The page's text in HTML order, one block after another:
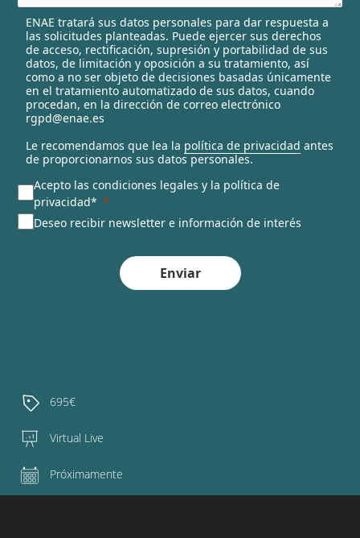
l
e
c
t
e
d
ENAE tratará sus datos personales para dar respuesta a
las solicitudes planteadas. Puede ejercer sus derechos
de acceso, rectificación, supresión y portabilidad de sus
datos, de limitación y oposición a su tratamiento, así
como a no ser objeto de decisiones basadas únicamente
en el tratamiento automatizado de sus datos, cuando
procedan, en la dirección de correo electrónico
rgpd@enae.es
Le recomendamos que lea la política de privacidad antes
de proporcionarnos sus datos personales.
Acepto las condiciones legales y la política de
privacidad*
Deseo recibir newsletter e información de interés
Enviar
695€
Virtual Live
Próximamente